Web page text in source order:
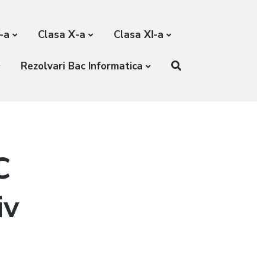
a Clasa X-a Clasa XI-a
Rezolvari Bac Informatica